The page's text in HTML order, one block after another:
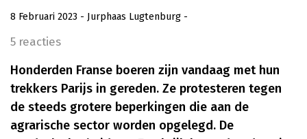
8 Februari 2023 - Jurphaas Lugtenburg -
5 reacties
Honderden Franse boeren zijn vandaag met hun
trekkers Parijs in gereden. Ze protesteren tegen
de steeds grotere beperkingen die aan de
agrarische sector worden opgelegd. De